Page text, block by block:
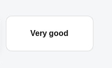
Very good